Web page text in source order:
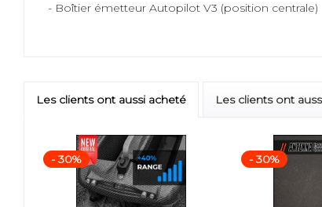
- Boîtier émetteur Autopilot V3 (position centrale)
Les clients ont aussi acheté Les clients ont
- 30% - 30%